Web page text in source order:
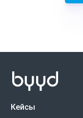
Кейсы